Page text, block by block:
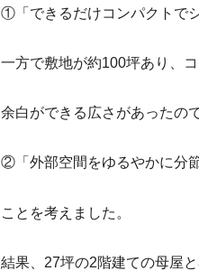
①「できるだけコンパクトで
一方で敷地が約100坪あり、
余白ができる広さがあったので
②「外部空間をゆるやかに分
ことを考えました。
結果、27坪の2階建ての母屋と